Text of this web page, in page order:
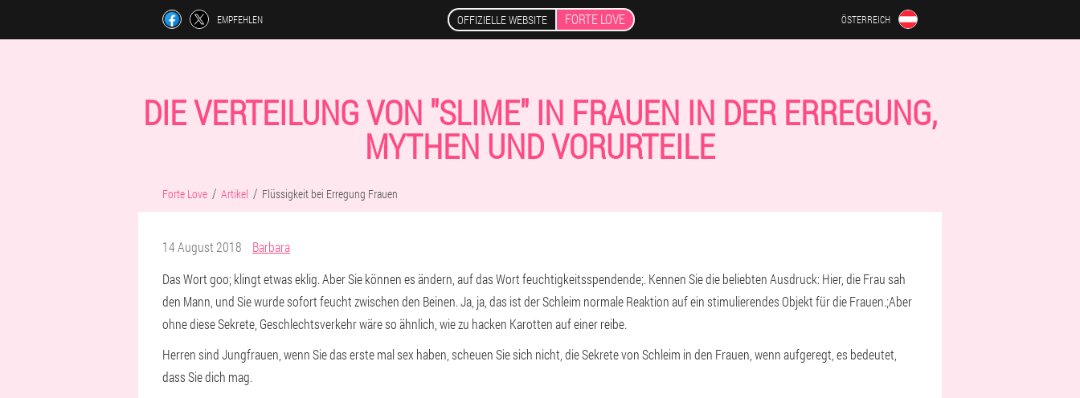
EMPFEHLEN OFFIZIELLE WEBSITE FORTE LOVE ÖSTERREICH
DIE VERTEILUNG VON "SLIME" IN FRAUEN IN DER ERREGUNG,
MYTHEN UND VORURTEILE
Forte Love Artikel Flüssigkeit bei Erregung Frauen
14 August 2018
Barbara
Das Wort goo; klingt etwas eklig. Aber Sie können es ändern, auf das Wort feuchtigkeitsspendende;. Kennen Sie die beliebten Ausdruck: Hier, die Frau sah
den Mann, und Sie wurde sofort feucht zwischen den Beinen. Ja, ja, das ist der Schleim normale Reaktion auf ein stimulierendes Objekt für die Frauen.;Aber
ohne diese Sekrete, Geschlechtsverkehr wäre so ähnlich, wie zu hacken Karotten auf einer reibe.
Herren sind Jungfrauen, wenn Sie das erste mal sex haben, scheuen Sie sich nicht, die Sekrete von Schleim in den Frauen, wenn aufgeregt, es bedeutet,
dass Sie dich mag.